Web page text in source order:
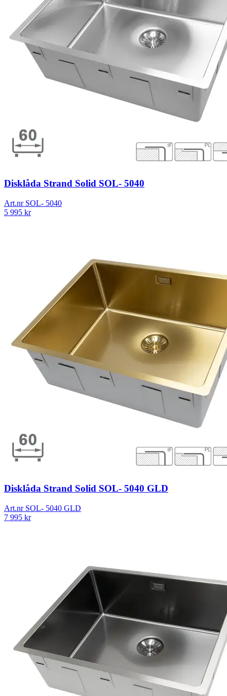
Disklåda Strand Solid SOL- 5040
Art.nr SOL- 5040
5 995 kr
Disklåda Strand Solid SOL- 5040 GLD
Art.nr SOL- 5040 GLD
7 995 kr